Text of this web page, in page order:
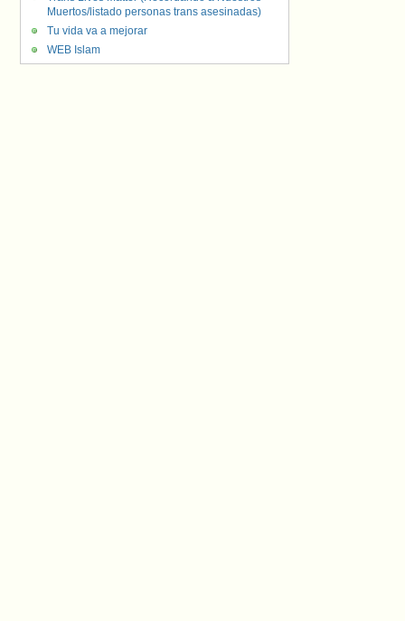
Muertos/listado personas trans asesinadas)
Tu vida va a mejorar
WEB Islam